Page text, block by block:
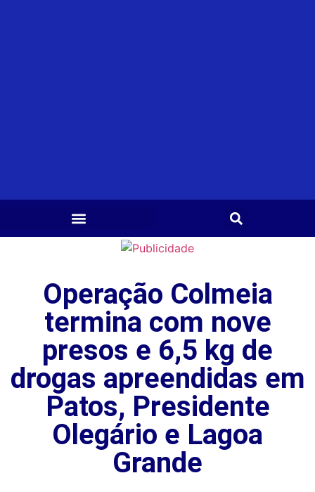
Operação Colmeia
termina com nove
presos e 6,5 kg de
drogas apreendidas em
Patos, Presidente
Olegário e Lagoa
Grande